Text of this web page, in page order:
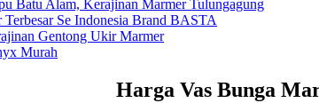
Batu Alam, Kerajinan Marmer Tulungagung
Se Indonesia Brand BASTA
Gentong Ukir Marmer
Murah
Harga Vas Bunga